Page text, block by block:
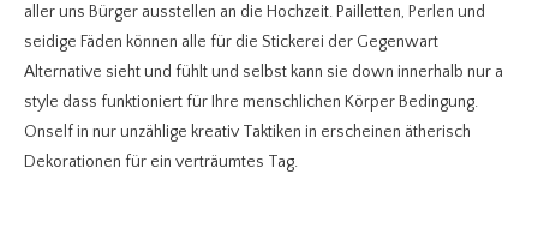
aller uns Bürger ausstellen an die Hochzeit. Pailletten, Perlen und
seidige Fäden können alle für die Stickerei der Gegenwart
Alternative sieht und fühlt und selbst kann sie down innerhalb nur a
style dass funktioniert für Ihre menschlichen Körper Bedingung.
Onself in nur unzählige kreativ Taktiken in erscheinen ätherisch
Dekorationen für ein verträumtes Tag.